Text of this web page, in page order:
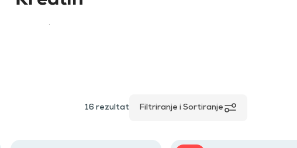
.
16 rezultat Filtriranje i Sortiranje